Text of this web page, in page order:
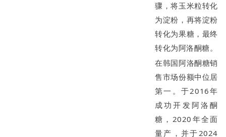
骤，将玉米粒转化
为淀粉，再将淀粉
转化为果糖，最终
转化为阿洛酮糖。
在韩国阿洛酮糖销
售市场份额中位居
第一。于2016年
成功开发阿洛酮
糖，2020年全面
量产，并于2024